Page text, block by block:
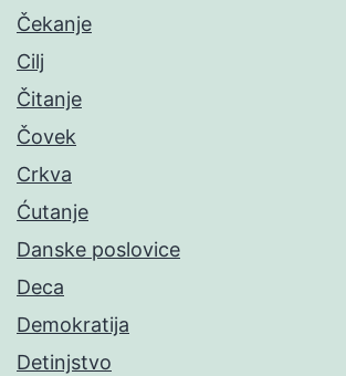
Čekanje
Cilj
Čitanje
Čovek
Crkva
Ćutanje
Danske poslovice
Deca
Demokratija
Detinjstvo